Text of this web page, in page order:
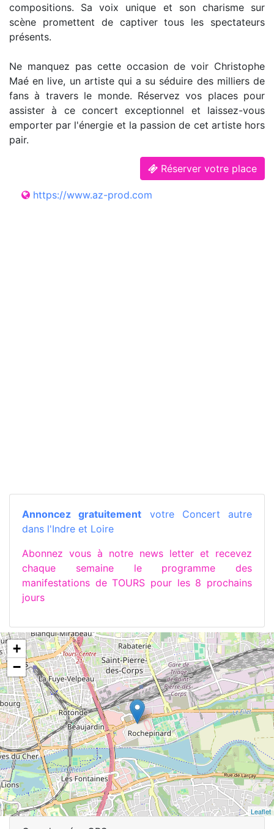
compositions. Sa voix unique et son charisme sur
scène promettent de captiver tous les spectateurs
présents.
Ne manquez pas cette occasion de voir Christophe
Maé en live, un artiste qui a su séduire des milliers de
fans à travers le monde. Réservez vos places pour
assister à ce concert exceptionnel et laissez-vous
emporter par l'énergie et la passion de cet artiste hors
pair.
Réserver votre place
https://www.az-prod.com
Annoncez gratuitement votre Concert autre
dans l'Indre et Loire
Abonnez vous à notre news letter et recevez
chaque semaine le programme des
manifestations de TOURS pour les 8 prochains
jours
+
−
Leaflet